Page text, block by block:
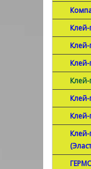
Клей-
Клей-
Клей-
Клей-
Клей-
Клей-